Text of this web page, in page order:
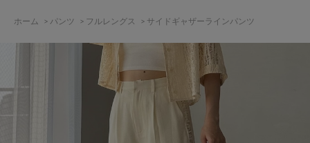
ホーム > パンツ > フルレングス > サイドギャザーラインパンツ